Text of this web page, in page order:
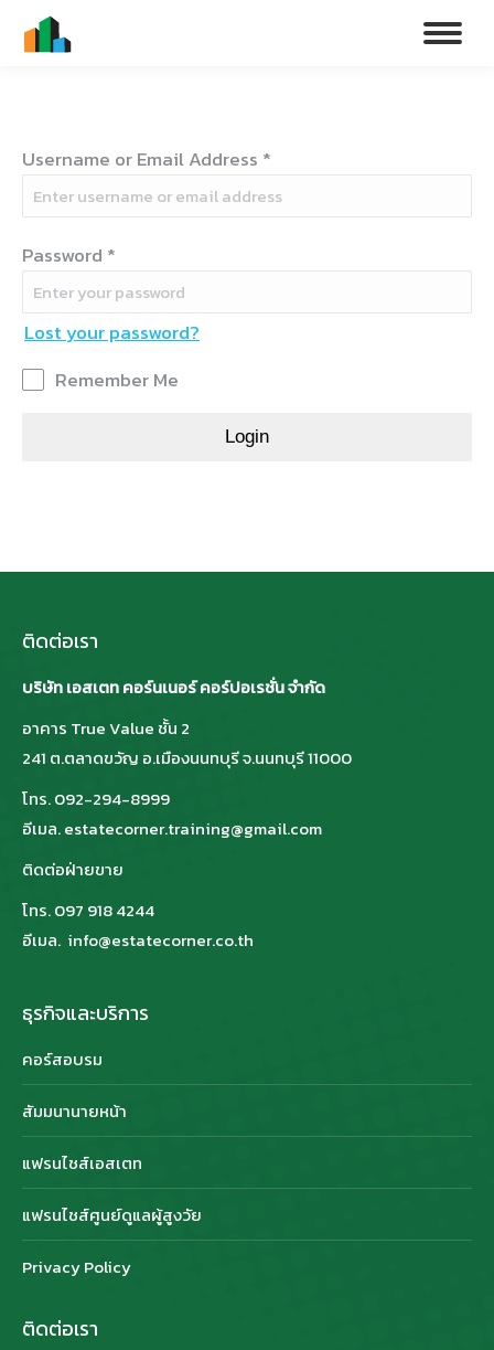
Username or Email Address *
Password *
Lost your password?
Remember Me
Login
ติดต่อเรา
บริษัท เอสเตท คอร์นเนอร์ คอร์ปอเรชั่น จำกัด
อาคาร True Value ชั้น 2
241 ต.ตลาดขวัญ อ.เมืองนนทบุรี จ.นนทบุรี 11000
โทร. 092-294-8999
อีเมล. estatecorner.training@gmail.com
ติดต่อฝ่ายขาย
โทร. 097 918 4244
อีเมล. info@estatecorner.co.th
ธุรกิจและบริการ
คอร์สอบรม
สัมมนานายหน้า
แฟรนไชส์เอสเตท
แฟรนไชส์ศูนย์ดูแลผู้สูงวัย
Privacy Policy
ติดต่อเรา